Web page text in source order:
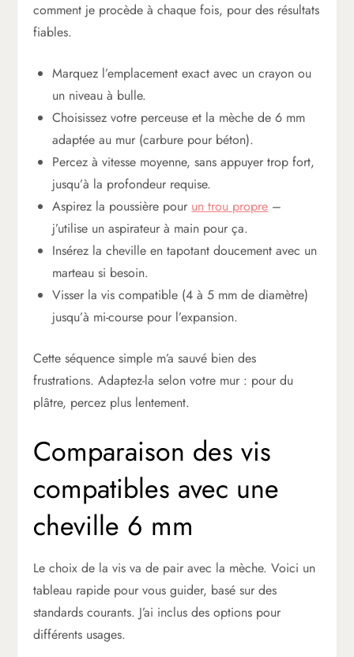
comment je procède à chaque fois, pour des résultats
fiables.
Marquez l’emplacement exact avec un crayon ou
un niveau à bulle.
Choisissez votre perceuse et la mèche de 6 mm
adaptée au mur (carbure pour béton).
Percez à vitesse moyenne, sans appuyer trop fort,
jusqu’à la profondeur requise.
Aspirez la poussière pour un trou propre –
j’utilise un aspirateur à main pour ça.
Insérez la cheville en tapotant doucement avec un
marteau si besoin.
Visser la vis compatible (4 à 5 mm de diamètre)
jusqu’à mi-course pour l’expansion.
Cette séquence simple m’a sauvé bien des
frustrations. Adaptez-la selon votre mur : pour du
plâtre, percez plus lentement.
Comparaison des vis
compatibles avec une
cheville 6 mm
Le choix de la vis va de pair avec la mèche. Voici un
tableau rapide pour vous guider, basé sur des
standards courants. J’ai inclus des options pour
différents usages.